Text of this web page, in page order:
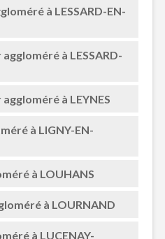
à LESSARD-EN-
à LESSARD-
à LEYNES
à LIGNY-EN-
à LOUHANS
à LOURNAND
à LUCENAY-